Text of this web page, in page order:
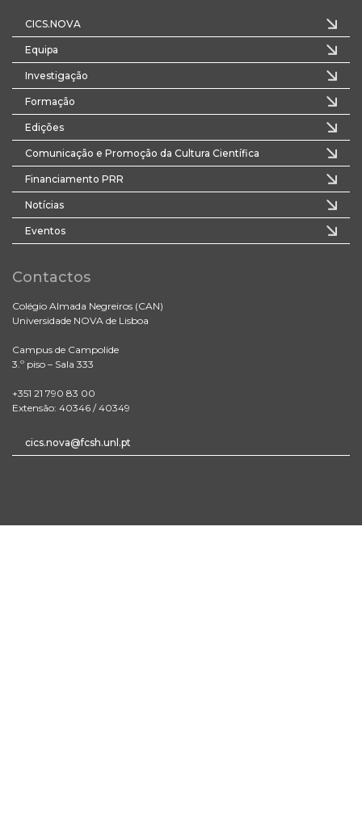
CICS.NOVA
Equipa
Investigação
Formação
Edições
Comunicação e Promoção da Cultura Científica
Financiamento PRR
Notícias
Eventos
Contactos
Colégio Almada Negreiros (CAN)
Universidade NOVA de Lisboa
Campus de Campolide
3.º piso – Sala 333
+351 21 790 83 00
Extensão: 40346 / 40349
cics.nova@fcsh.unl.pt